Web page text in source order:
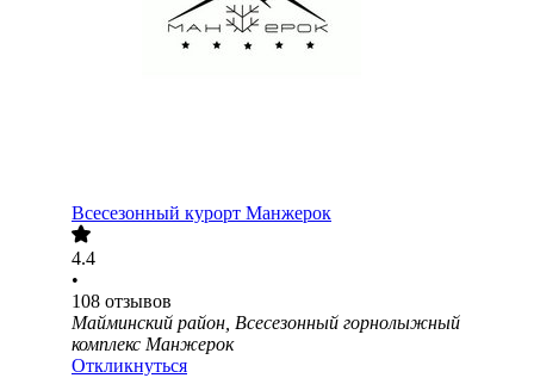
Всесезонный курорт Манжерок
4.4
•
108 отзывов
Майминский район, Всесезонный горнолыжный
комплекс Манжерок
Откликнуться